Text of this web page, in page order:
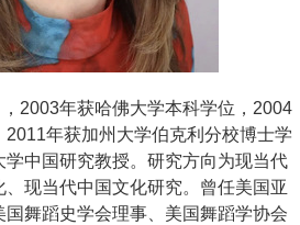
2003年获哈佛大学本科学位，2004
年获加州大学伯克利分校博士学
中国研究教授。研究方向为现当代
现当代中国文化研究。曾任美国亚
舞蹈史学会理事、美国舞蹈学协会